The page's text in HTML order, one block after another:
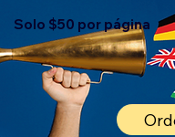
Solo $50 por página